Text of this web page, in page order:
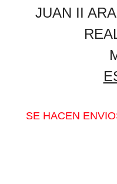
JUAN II
SE HACEN